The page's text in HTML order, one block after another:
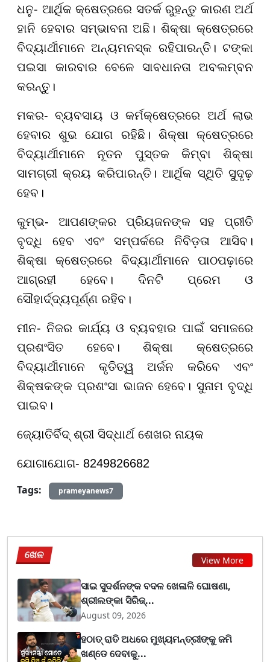
ଧନୁ- ଆର୍ଥିକ କ୍ଷେତ୍ରରେ ସତର୍କ ରୁହନ୍ତୁ କାରଣ ଅର୍ଥ
ହାନି ହେବାର ସମ୍ଭାବନା ଅଛି। ଶିକ୍ଷା କ୍ଷେତ୍ରରେ
ବିଦ୍ୟାର୍ଥୀମାନେ ଅନ୍ୟମନସ୍କ ରହିପାରନ୍ତି। ଟଙ୍କା
ପଇସା କାରବାର ବେଳେ ସାବଧାନତା ଅବଲମ୍ବନ
କରନ୍ତୁ।
ମକର- ବ୍ୟବସାୟ ଓ କର୍ମକ୍ଷେତ୍ରରେ ଅର୍ଥ ଲାଭ
ହେବାର ଶୁଭ ଯୋଗ ରହିଛି। ଶିକ୍ଷା କ୍ଷେତ୍ରରେ
ବିଦ୍ୟାର୍ଥୀମାନେ ନୂତନ ପୁସ୍ତକ କିମ୍ବା ଶିକ୍ଷା
ସାମଗ୍ରୀ କ୍ରୟ କରିପାରନ୍ତି। ଆର୍ଥିକ ସ୍ଥିତି ସୁଦୃଢ଼
ହେବ।
କୁମ୍ଭ- ଆପଣଙ୍କର ପ୍ରିୟଜନଙ୍କ ସହ ପ୍ରୀତି
ବୃଦ୍ଧି ହେବ ଏବଂ ସମ୍ପର୍କରେ ନିବିଡ଼ତା ଆସିବ।
ଶିକ୍ଷା କ୍ଷେତ୍ରରେ ବିଦ୍ୟାର୍ଥୀମାନେ ପାଠପଢ଼ାରେ
ଆଗ୍ରହୀ ହେବେ। ଦିନଟି ପ୍ରେମ ଓ
ସୌହାର୍ଦ୍ଦ୍ୟପୂର୍ଣ୍ଣ ରହିବ।
ମୀନ- ନିଜର କାର୍ଯ୍ୟ ଓ ବ୍ୟବହାର ପାଇଁ ସମାଜରେ
ପ୍ରଶଂସିତ ହେବେ। ଶିକ୍ଷା କ୍ଷେତ୍ରରେ
ବିଦ୍ୟାର୍ଥୀମାନେ କୃତିତ୍ୱ ଅର୍ଜନ କରିବେ ଏବଂ
ଶିକ୍ଷକଙ୍କ ପ୍ରଶଂସା ଭାଜନ ହେବେ। ସୁନାମ ବୃଦ୍ଧି
ପାଇବ।
ଜ୍ୟୋତିର୍ବିଦ୍ ଶ୍ରୀ ସିଦ୍ଧାର୍ଥ ଶେଖର ନାୟକ
ଯୋଗାଯୋଗ- 8249826682
Tags:
prameyanews7
ଖେଳ View More
ସାଇ ସୁଦର୍ଶନଙ୍କ ବଦଳ ଖେଳାଳି ଘୋଷଣା,
ଶ୍ରୀଲଙ୍କା ସିରିଜ୍...
August 09, 2026
ହଠାତ୍ ରାତି ଅଧରେ ମୁଖ୍ୟମନ୍ତ୍ରୀଙ୍କୁ ଜମି
ଖଣ୍ଡେ ଦେବାକୁ...